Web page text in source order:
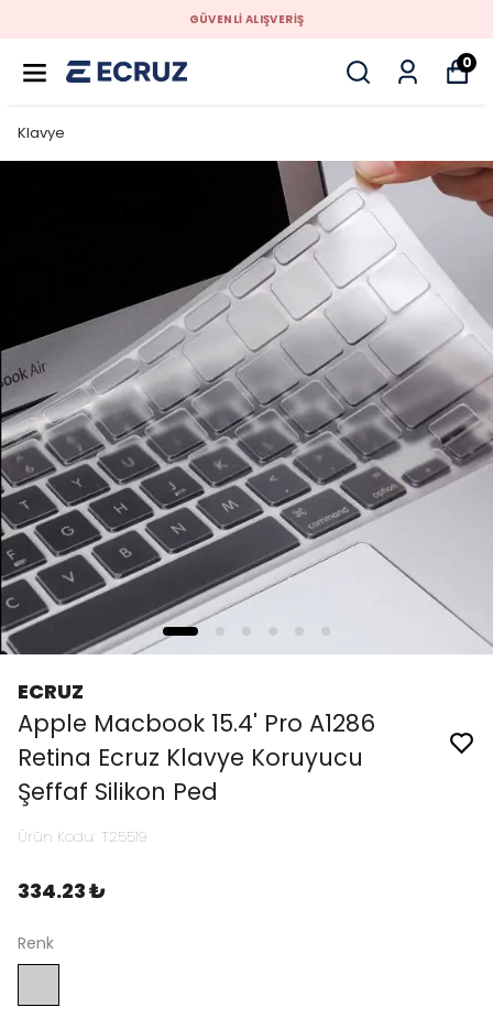
GÜVENLİ ALIŞVERİŞ
0
Klavye
ECRUZ
Apple Macbook 15.4' Pro A1286
Retina Ecruz Klavye Koruyucu
Şeffaf Silikon Ped
Ürün Kodu: T25519
334.23 ₺
Renk